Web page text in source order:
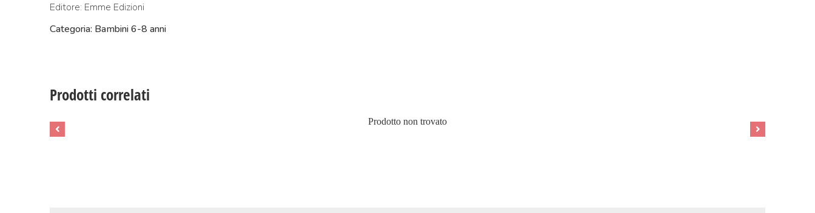
Editore: Emme Edizioni
Categoria: Bambini 6-8 anni
Prodotti correlati
Prodotto non trovato